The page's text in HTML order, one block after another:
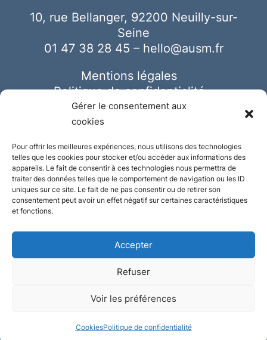
Gérer le consentement aux
cookies
Pour offrir les meilleures expériences, nous utilisons des technologies
telles que les cookies pour stocker et/ou accéder aux informations des
appareils. Le fait de consentir à ces technologies nous permettra de
traiter des données telles que le comportement de navigation ou les ID
uniques sur ce site. Le fait de ne pas consentir ou de retirer son
consentement peut avoir un effet négatif sur certaines caractéristiques
et fonctions.
Accepter
Refuser
Voir les préférences
CookiesPolitique de confidentialité
10, rue Bellanger, 92200 Neuilly-sur-
Seine
01 47 38 28 45 – hello@ausm.fr
Mentions légales
Politique de confidentialité
Cookies
Conception et réalisation :Plate